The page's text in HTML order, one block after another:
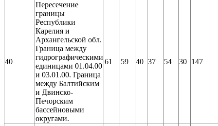
40
Пересечение
границы
Республики
Карелия и
Архангельской обл.
Граница между
гидрографическими
единицами 01.04.00
и 03.01.00. Граница
между Балтийским
и Двинско-
Печорским
бассейновыми
округами.
61 59 40 37 54 30 147